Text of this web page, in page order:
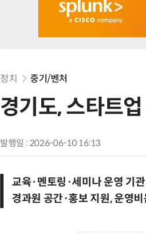
정치 중기/벤처
경기도, 스타트
발행일 : 2026-06-10 16:13
교육·멘토링·세미나 운영 기
경과원 공간·홍보 지원, 운영